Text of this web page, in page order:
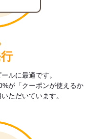
ルに最適です。
が「クーポンが使えるか
ただいています。